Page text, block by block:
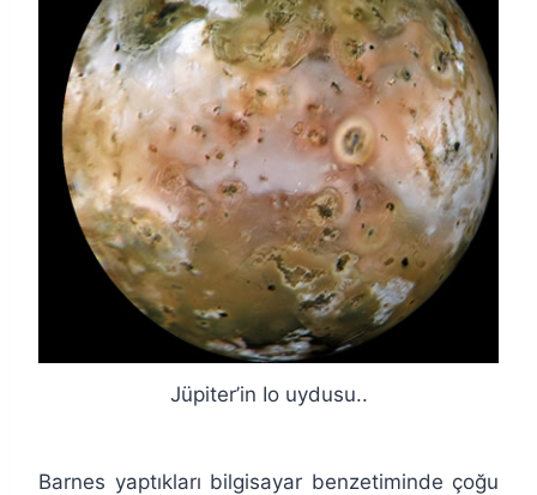
Jüpiter’in Io uydusu..
Barnes yaptıkları bilgisayar benzetiminde çoğu